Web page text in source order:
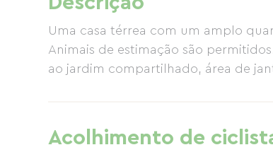
Uma casa térrea com um amplo
Animais de estimação são
ao jardim compartilhado, área de
Acolhimento de